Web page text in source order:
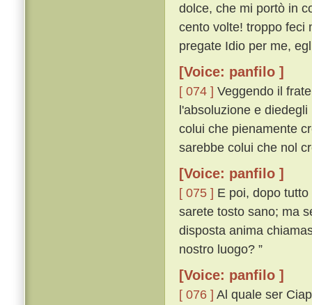
dolce, che mi portò in
cento volte! troppo feci
pregate Idio per me,
[Voice: panfilo ]
[ 074 ] Veggendo il
l'absoluzione e
colui che pienamente
sarebbe colui che nol
[Voice: panfilo ]
[ 075 ] E poi, dopo
sarete tosto sano; ma
disposta anima
nostro luogo? ”
[Voice: panfilo ]
[ 076 ] Al quale ser